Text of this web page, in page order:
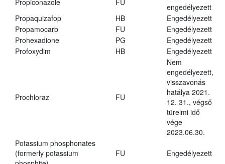
Propiconazole
FU
engedélyezett
Propaquizafop
HB
Engedélyezett
Propamocarb
FU
Engedélyezett
Prohexadione
PG
Engedélyezett
Profoxydim
HB Engedélyezett
Prochloraz FU
Nem
engedélyezett,
visszavonás
hatálya 2021.
12. 31., végső
türelmi idő
vége
2023.06.30.
Potassium phosphonates
(formerly potassium
FU Engedélyezett